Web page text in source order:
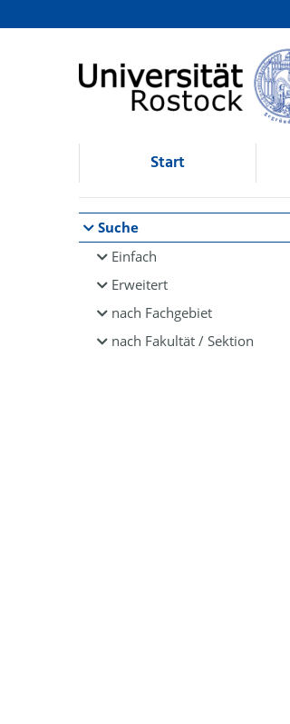
Browsen
direkt zum Inhalt
Start
Suche
Einfach
Erweitert
nach Fachgebiet
nach Fakultät / Sektion